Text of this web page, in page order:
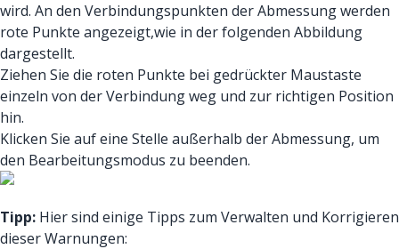
wird. An den Verbindungspunkten der Abmessung werden
rote Punkte angezeigt,wie in der folgenden Abbildung
dargestellt.
Ziehen Sie die roten Punkte bei gedrückter Maustaste
einzeln von der Verbindung weg und zur richtigen Position
hin.
Klicken Sie auf eine Stelle außerhalb der Abmessung, um
den Bearbeitungsmodus zu beenden.
Tipp: Hier sind einige Tipps zum Verwalten und Korrigieren
dieser Warnungen: